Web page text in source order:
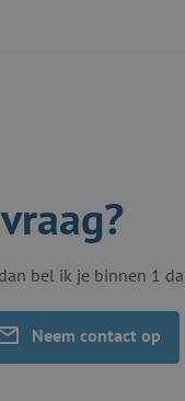
bel ik je binnen 1
Neem contact op